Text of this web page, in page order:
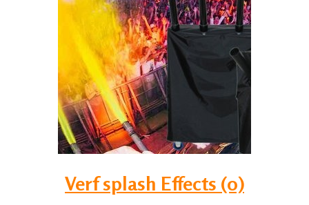
Verf splash Effects (0)